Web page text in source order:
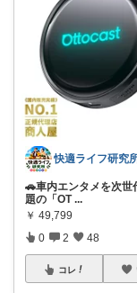
快適ライフ研究
🚗車内エンタメを次世
題の「OT ...
￥ 49,799
0 2 48
コレ